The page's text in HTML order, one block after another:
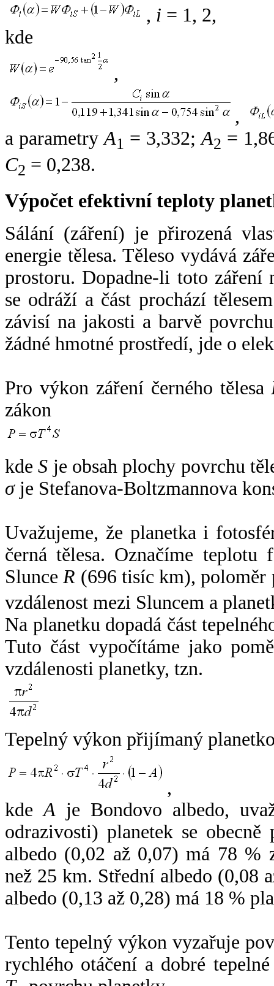
, i = 1, 2,
kde
,
,
a parametryA1 = 3,332;A2 =
C2 = 0,238.
Výpočet efektivní teploty
Sálání (záření) je přirozená
energie tělesa. Těleso vydává
prostoru. Dopadne-li toto záření
se odráží a část prochází
závisí na jakosti a barvě
žádné hmotné prostředí, jde o
Pro výkon záření černého tělesa
zákon
kdeS je obsah plochy povrchu
σje Stefanova-Boltzmannova
Uvažujeme, že planetka i
černá tělesa. Označíme
SlunceR (696 tisíc km),
vzdálenost mezi Sluncem a
Na planetku dopadá část
Tuto část vypočítáme jako
vzdálenosti planetky, tzn.
Tepelný výkon přijímaný
,
kdeA je Bondovo albedo,
odrazivosti) planetek se
albedo (0,02 až 0,07) má 78 %
než 25 km. Střední albedo (0,08
albedo (0,13 až 0,28) má 18 %
Tento tepelný výkon vyzařuje
rychlého otáčení a dobré